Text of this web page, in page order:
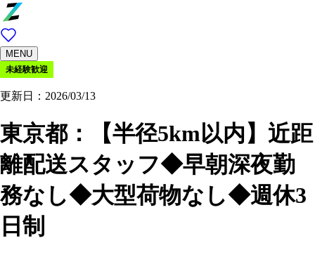
MENU
未経験歓迎
更新日：2026/03/13
東京都：
【半径5km以内】近距
離配送スタッフ◆早朝深夜勤
務なし◆大型荷物なし◆週休3
日制